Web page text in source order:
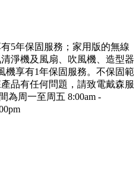
5年保固服務；家用版的無線
淨機及風扇、吹風機、造型器
機享有1年保固服務。不保固範
品有任何問題，請致電戴森服
為周一至周五 8:00am -